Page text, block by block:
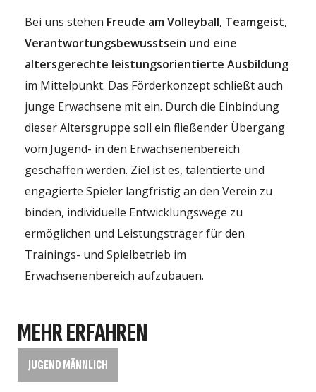
Bei uns stehen Freude am Volleyball, Teamgeist,
Verantwortungsbewusstsein und eine
altersgerechte leistungsorientierte Ausbildung
im Mittelpunkt. Das Förderkonzept schließt auch
junge Erwachsene mit ein. Durch die Einbindung
dieser Altersgruppe soll ein fließender Übergang
vom Jugend- in den Erwachsenenbereich
geschaffen werden. Ziel ist es, talentierte und
engagierte Spieler langfristig an den Verein zu
binden, individuelle Entwicklungswege zu
ermöglichen und Leistungsträger für den
Trainings- und Spielbetrieb im
Erwachsenenbereich aufzubauen.
MEHR ERFAHREN
JUGEND MÄNNLICH